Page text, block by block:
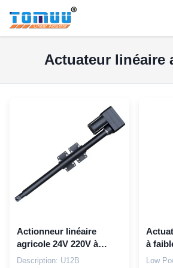
Actuateur linéaire
Actionneur linéaire
agricole 24V 220V à
couple élevé,
Description: U12B
à
serre
Low